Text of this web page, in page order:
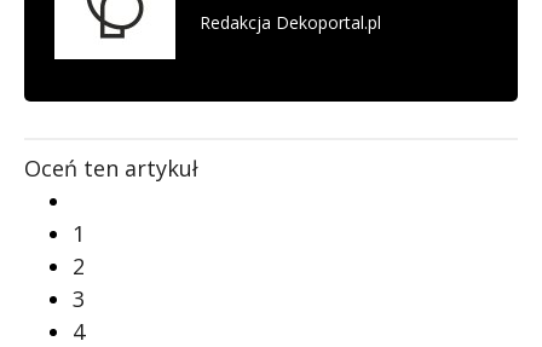
Redakcja Dekoportal.pl
Oceń ten artykuł
1
2
3
4